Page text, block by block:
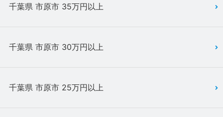
千葉県 市原市 35万円以上
千葉県 市原市 30万円以上
千葉県 市原市 25万円以上